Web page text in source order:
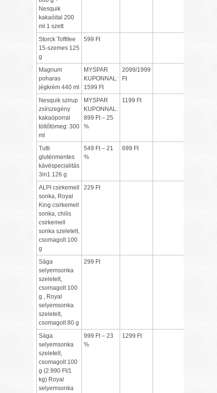
Nesquik
kakaóital 200
ml 1 szett
Storck Toffifee
15-szemes 125
g
599 Ft
Magnum
poharas
jégkrém 440 ml
MYSPAR
KUPONNAL:
1599 Ft
2099/1999
Ft
Nesquik szirup
zsírszegény
kakaóporral
töltőtömeg: 300
ml
MYSPAR
KUPONNAL:
899 Ft – 25
%
1199 Ft
Tutti
gluténmentes
kávéspecialitás
3in1 126 g
549 Ft – 21
%
699 Ft
ALPI csirkemell
sonka, Royal
King csirkemell
sonka, chilis
csirkemell
sonka szeletelt,
csomagolt 100
g
229 Ft
Sága
selyemsonka
szeletelt,
csomagolt 100
g , Royal
selyemsonka
szeletelt,
csomagolt 80 g
299 Ft
Sága
selyemsonka
szeletelt,
csomagolt 100
g (2.990 Ft/1
kg) Royal
selyemsonka
999 Ft – 23
%
1299 Ft